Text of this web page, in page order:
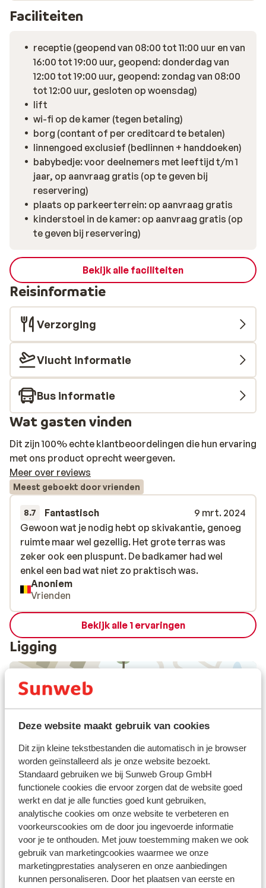
Deze website maakt gebruik van cookies
Dit zijn kleine tekstbestanden die automatisch in je browser
worden geïnstalleerd als je onze website bezoekt.
Standaard gebruiken we bij Sunweb Group GmbH
functionele cookies die ervoor zorgen dat de website goed
werkt en dat je alle functies goed kunt gebruiken,
analytische cookies om onze website te verbeteren en
voorkeurscookies om de door jou ingevoerde informatie
voor je te onthouden. Met jouw toestemming maken we ook
gebruik van marketingcookies waarmee we onze
marketingprestaties analyseren en onze aanbiedingen
kunnen personaliseren. Door het plaatsen van eerste en
Faciliteiten
receptie (geopend van 08:00 tot 11:00 uur en van
16:00 tot 19:00 uur, geopend: donderdag van
12:00 tot 19:00 uur, geopend: zondag van 08:00
tot 12:00 uur, gesloten op woensdag)
lift
wi-fi op de kamer (tegen betaling)
borg (contant of per creditcard te betalen)
linnengoed exclusief (bedlinnen + handdoeken)
babybedje: voor deelnemers met leeftijd t/m 1
jaar, op aanvraag gratis (op te geven bij
reservering)
plaats op parkeerterrein: op aanvraag gratis
kinderstoel in de kamer: op aanvraag gratis (op
te geven bij reservering)
Bekijk alle faciliteiten
Reisinformatie
Verzorging
Vlucht informatie
Bus informatie
Wat gasten vinden
Dit zijn 100% echte klantbeoordelingen die hun ervaring
met ons product oprecht weergeven.
Meer over reviews
Meest geboekt door vrienden
8.7 Fantastisch
9 mrt. 2024
Gewoon wat je nodig hebt op skivakantie, genoeg
ruimte maar wel gezellig. Het grote terras was
zeker ook een pluspunt. De badkamer had wel
enkel een bad wat niet zo praktisch was.
Gewoon wat je nodig hebt op skivakantie, genoeg
ruimte maar wel gezellig. Het grote terras was
zeker ook een pluspunt. De badkamer had wel
enkel een bad wat niet zo praktisch was.
Anoniem
Vrienden
Bekijk alle 1 ervaringen
Ligging
Afstanden
Centrum: 500 m
Skilift: 50 m
Winkels: 300 m
Skipas, -les en verhuur